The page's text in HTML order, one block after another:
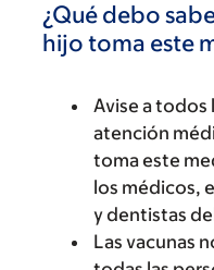
¿Qué debo
hijo toma este
Avise a
atención
toma este
los médicos,
y dentistas
Las vacunas